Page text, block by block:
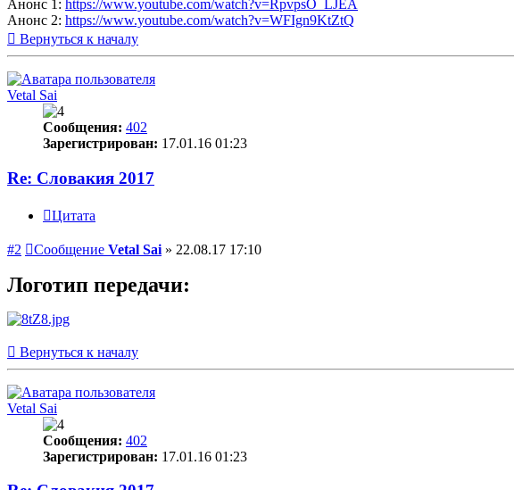
Анонс 1: https://www.youtube.com/watch?v=RpvpsO_LJEA
Анонс 2: https://www.youtube.com/watch?v=WFIgn9KtZtQ
Вернуться к началу
Vetal Sai
Сообщения: 402
Зарегистрирован: 17.01.16 01:23
Re: Словакия 2017
Цитата
#2 Сообщение Vetal Sai » 22.08.17 17:10
Логотип передачи:
Вернуться к началу
Vetal Sai
Сообщения: 402
Зарегистрирован: 17.01.16 01:23